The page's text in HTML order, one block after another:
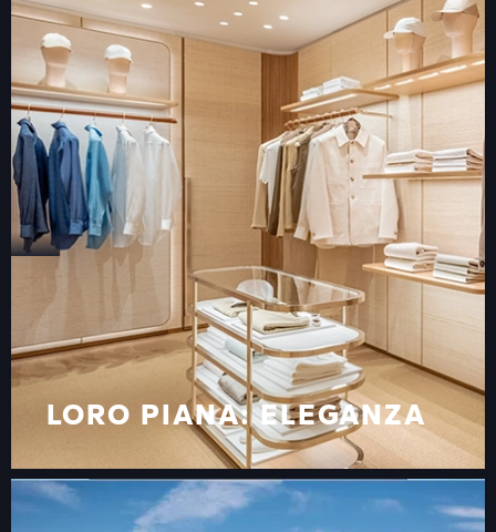
LORO PIANA: ELEGANZA
IN OGNI DETTAGLIO
LORO PIANA: ELEGANZA
IN OGNI DETTAGLIO